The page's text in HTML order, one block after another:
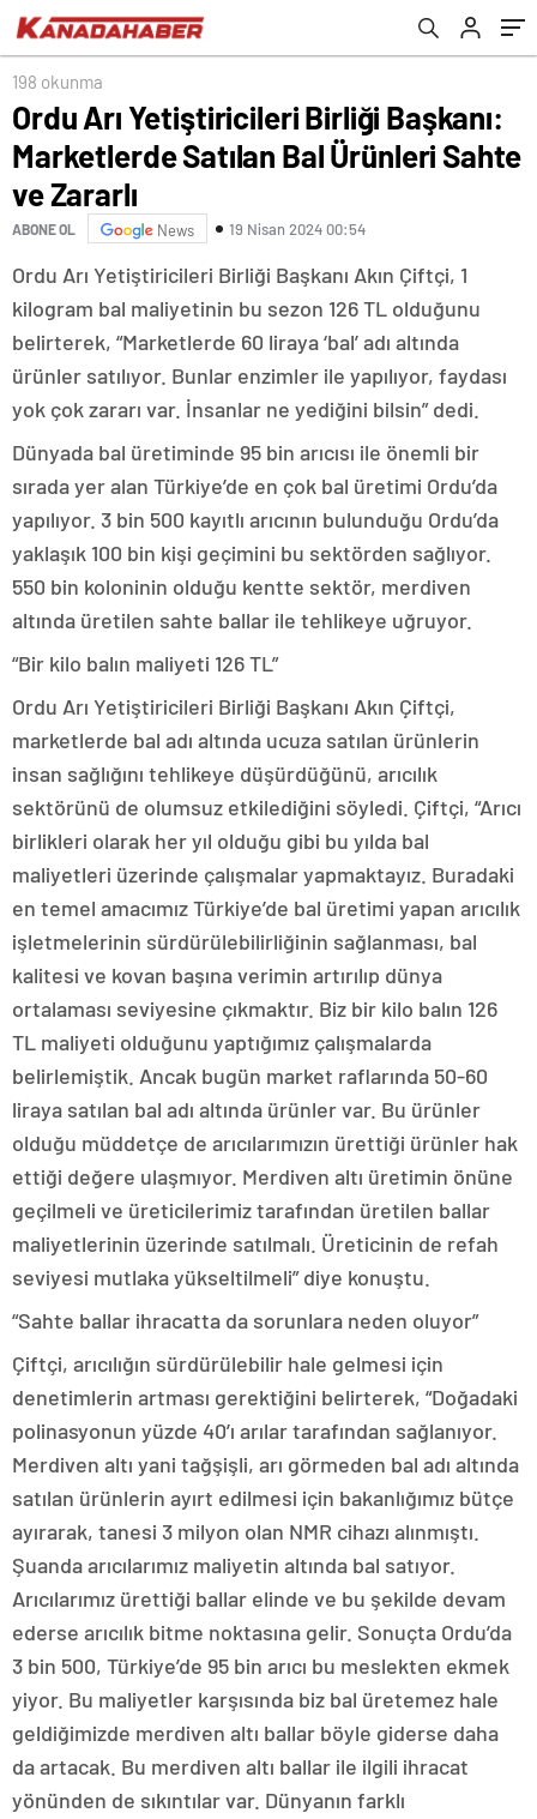
198 okunma
Ordu Arı Yetiştiricileri Birliği Başkanı:
Marketlerde Satılan Bal Ürünleri Sahte
ve Zararlı
ABONE OL News 19 Nisan 2024 00:54
Ordu Arı Yetiştiricileri Birliği Başkanı Akın Çiftçi, 1
kilogram bal maliyetinin bu sezon 126 TL olduğunu
belirterek, “Marketlerde 60 liraya ‘bal’ adı altında
ürünler satılıyor. Bunlar enzimler ile yapılıyor, faydası
yok çok zararı var. İnsanlar ne yediğini bilsin” dedi.
Dünyada bal üretiminde 95 bin arıcısı ile önemli bir
sırada yer alan Türkiye’de en çok bal üretimi Ordu’da
yapılıyor. 3 bin 500 kayıtlı arıcının bulunduğu Ordu’da
yaklaşık 100 bin kişi geçimini bu sektörden sağlıyor.
550 bin koloninin olduğu kentte sektör, merdiven
altında üretilen sahte ballar ile tehlikeye uğruyor.
“Bir kilo balın maliyeti 126 TL”
Ordu Arı Yetiştiricileri Birliği Başkanı Akın Çiftçi,
marketlerde bal adı altında ucuza satılan ürünlerin
insan sağlığını tehlikeye düşürdüğünü, arıcılık
sektörünü de olumsuz etkilediğini söyledi. Çiftçi, “Arıcı
birlikleri olarak her yıl olduğu gibi bu yılda bal
maliyetleri üzerinde çalışmalar yapmaktayız. Buradaki
en temel amacımız Türkiye’de bal üretimi yapan arıcılık
işletmelerinin sürdürülebilirliğinin sağlanması, bal
kalitesi ve kovan başına verimin artırılıp dünya
ortalaması seviyesine çıkmaktır. Biz bir kilo balın 126
TL maliyeti olduğunu yaptığımız çalışmalarda
belirlemiştik. Ancak bugün market raflarında 50-60
liraya satılan bal adı altında ürünler var. Bu ürünler
olduğu müddetçe de arıcılarımızın ürettiği ürünler hak
ettiği değere ulaşmıyor. Merdiven altı üretimin önüne
geçilmeli ve üreticilerimiz tarafından üretilen ballar
maliyetlerinin üzerinde satılmalı. Üreticinin de refah
seviyesi mutlaka yükseltilmeli” diye konuştu.
“Sahte ballar ihracatta da sorunlara neden oluyor”
Çiftçi, arıcılığın sürdürülebilir hale gelmesi için
denetimlerin artması gerektiğini belirterek, “Doğadaki
polinasyonun yüzde 40’ı arılar tarafından sağlanıyor.
Merdiven altı yani tağşişli, arı görmeden bal adı altında
satılan ürünlerin ayırt edilmesi için bakanlığımız bütçe
ayırarak, tanesi 3 milyon olan NMR cihazı alınmıştı.
Şuanda arıcılarımız maliyetin altında bal satıyor.
Arıcılarımız ürettiği ballar elinde ve bu şekilde devam
ederse arıcılık bitme noktasına gelir. Sonuçta Ordu’da
3 bin 500, Türkiye’de 95 bin arıcı bu meslekten ekmek
yiyor. Bu maliyetler karşısında biz bal üretemez hale
geldiğimizde merdiven altı ballar böyle giderse daha
da artacak. Bu merdiven altı ballar ile ilgili ihracat
yönünden de sıkıntılar var. Dünyanın farklı